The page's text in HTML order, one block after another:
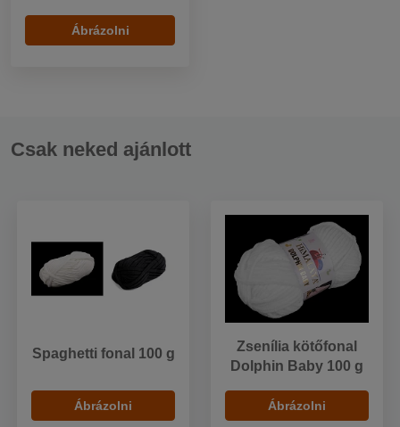
Ábrázolni
Csak neked ajánlott
Spaghetti fonal 100 g
Ábrázolni
Zsenília kötőfonal
Dolphin Baby 100 g
Ábrázolni